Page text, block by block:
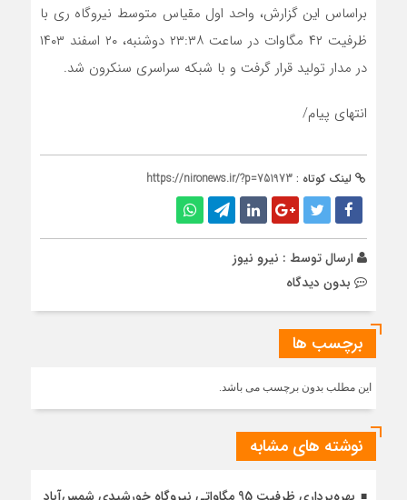
براساس این گزارش، واحد اول مقیاس متوسط نیروگاه ری با
ظرفیت ۴۲ مگاوات در ساعت ۲۳:۳۸ دوشنبه، ۲۰ اسفند ۱۴۰۳
در مدار تولید قرار گرفت و با شبکه سراسری سنکرون شد.
انتهای پیام/
لینک کوتاه : https://nironews.ir/?p=751973
ارسال توسط : نیرو نیوز
بدون دیدگاه
برچسب ها
این مطلب بدون برچسب می باشد.
نوشته های مشابه